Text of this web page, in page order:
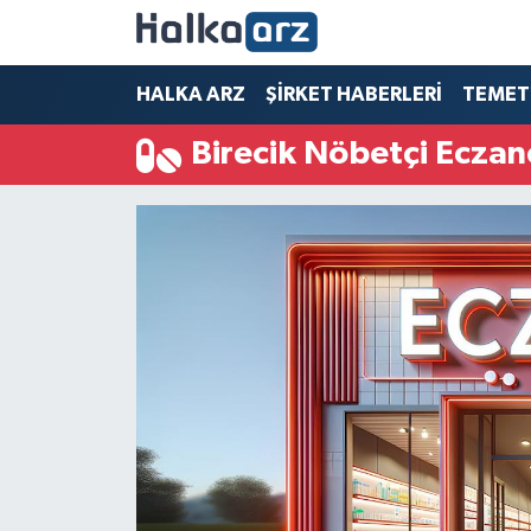
HALKA ARZ ŞİRKET HABERLERİ
Birecik Nöbetçi
HALKA ARZ
SERMAYE ARTIRIMI
ŞİRKET HABERLERİ